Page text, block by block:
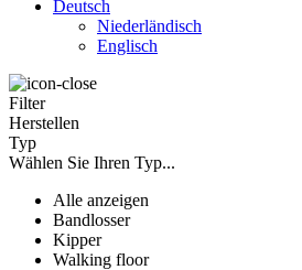
Deutsch
Niederländisch
Englisch
Filter
Herstellen
Typ
Wählen Sie Ihren Typ...
Alle anzeigen
Bandlosser
Kipper
Walking floor